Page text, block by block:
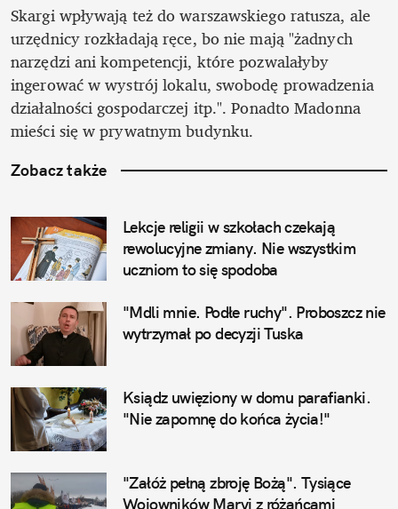
Skargi wpływają też do warszawskiego ratusza, ale
urzędnicy rozkładają ręce, bo nie mają"żadnych
narzędzi ani kompetencji, które pozwalałyby
ingerować w wystrój lokalu, swobodę prowadzenia
działalności gospodarczej itp.". Ponadto Madonna
mieści się w prywatnym budynku.
Zobacz także
Lekcje religii w szkołach czekają
rewolucyjne zmiany. Nie wszystkim
uczniom to się spodoba
"Mdli mnie. Podłe ruchy". Proboszcz nie
wytrzymał po decyzji Tuska
Ksiądz uwięziony w domu parafianki.
"Nie zapomnę do końca życia!"
"Załóż pełną zbroję Bożą". Tysiące
Wojowników Maryi z różańcami